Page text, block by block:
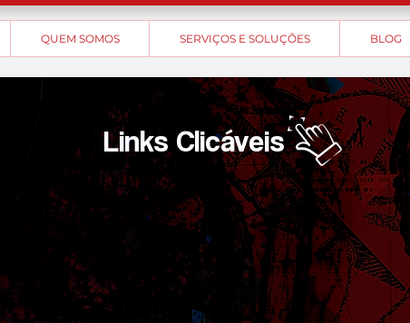
QUEM SOMOS SERVIÇOS E SOLUÇÕES BLOG
Links Clicáveis
E-mail
contato@ipv7.com.br